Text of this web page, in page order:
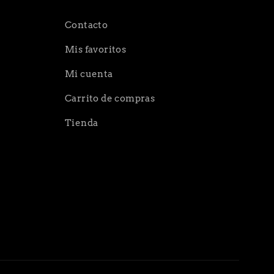
Contacto
Mis favoritos
Mi cuenta
Carrito de compras
Tienda